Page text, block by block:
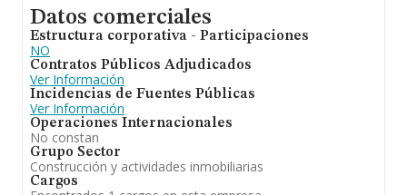
Datos comerciales
Estructura corporativa - Participaciones
NO
Contratos Públicos Adjudicados
Ver Información
Incidencias de Fuentes Públicas
Ver Información
Operaciones Internacionales
No constan
Grupo Sector
Construcción y actividades inmobiliarias
Cargos